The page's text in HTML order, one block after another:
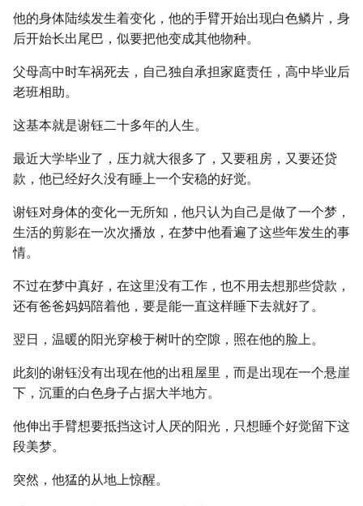
他的身体陆续发生着变化，他的手臂开始出现白色鳞片，身
后开始长出尾巴，似要把他变成其他物种。
父母高中时车祸死去，自己独自承担家庭责任，高中毕业后
老班相助。
这基本就是谢钰二十多年的人生。
最近大学毕业了，压力就大很多了，又要租房，又要还贷
款，他已经好久没有睡上一个安稳的好觉。
谢钰对身体的变化一无所知，他只认为自己是做了一个梦，
生活的剪影在一次次播放，在梦中他看遍了这些年发生的事
情。
不过在梦中真好，在这里没有工作，也不用去想那些贷款，
还有爸爸妈妈陪着他，要是能一直这样睡下去就好了。
翌日，温暖的阳光穿梭于树叶的空隙，照在他的脸上。
此刻的谢钰没有出现在他的出租屋里，而是出现在一个悬崖
下，沉重的白色身子占据大半地方。
他伸出手臂想要抵挡这讨人厌的阳光，只想睡个好觉留下这
段美梦。
突然，他猛的从地上惊醒。